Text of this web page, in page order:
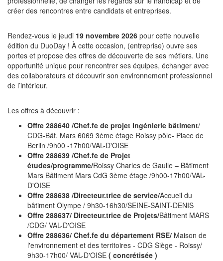
créer des rencontres entre candidats et entreprises.
Rendez-vous le jeudi 19 novembre 2026 pour cette nouvelle
édition du DuoDay ! À cette occasion, (entreprise) ouvre ses
portes et propose des offres de découverte de ses métiers. Une
opportunité unique pour rencontrer ses équipes, échanger avec
des collaborateurs et découvrir son environnement professionnel
de l’intérieur.
Les offres à découvrir :
Offre 288640 /Chef.fe de projet Ingénierie bâtiment/
CDG-Bât. Mars 6069 3éme étage Roissy pôle- Place de
Berlin /9h00 -17h00/VAL-D'OISE
Offre 288639 /Chef.fe de Projet
études/programme/Roissy Charles de Gaulle – Bâtiment
Mars Bâtiment Mars CdG 3ème étage /9h00-17h00/VAL-
D'OISE
Offre 288638 /Directeur.trice de service/Accueil du
bâtiment Olympe / 9h30-16h30/SEINE-SAINT-DENIS
Offre 288637/ Directeur.trice de Projets/Bâtiment MARS
/CDG/ VAL-D'OISE
Offre 288636/ Chef.fe du département RSE/ Maison de
l'environnement et des territoires - CDG Siège - Roissy/
9h30-17h00/ VAL-D'OISE ( concrétisée )